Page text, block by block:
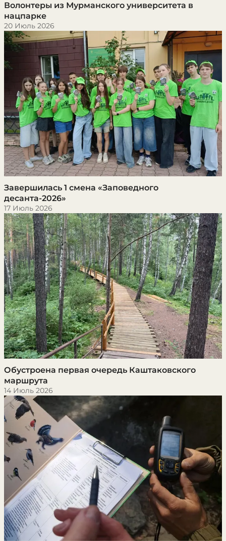
Волонтеры из Мурманского университета в
нацпарке
20 Июль 2026
Завершилась 1 смена «Заповедного
десанта-2026»
17 Июль 2026
Обустроена первая очередь Каштаковского
маршрута
14 Июль 2026